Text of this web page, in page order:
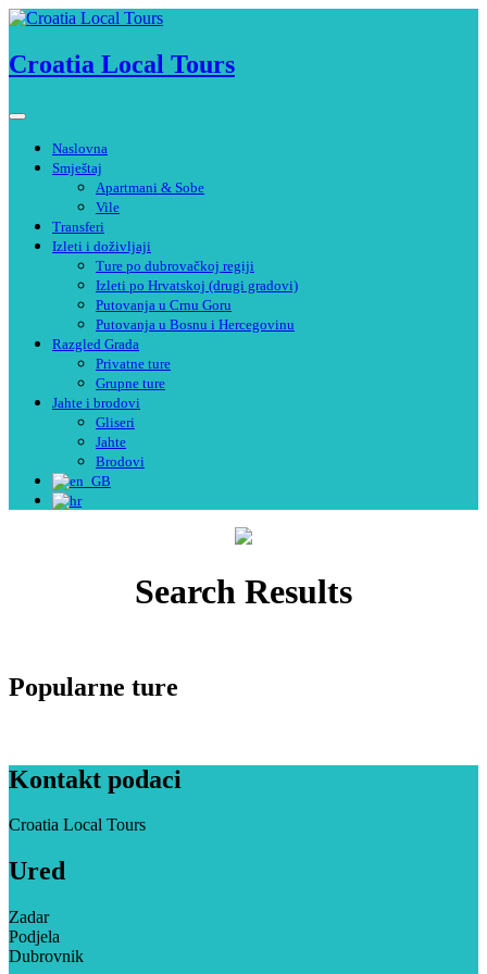
Preskoči
sadržaj
Croatia Local Tours
Naslovna
Smještaj
Apartmani & Sobe
Vile
Transferi
Izleti i doživljaji
Ture po dubrovačkoj regiji
Izleti po Hrvatskoj (drugi gradovi)
Putovanja u Crnu Goru
Putovanja u Bosnu i Hercegovinu
Razgled Grada
Privatne ture
Grupne ture
Jahte i brodovi
Gliseri
Jahte
Brodovi
Search Results
Popularne ture
Kontakt podaci
Croatia Local Tours
Ured
Zadar
Podjela
Dubrovnik